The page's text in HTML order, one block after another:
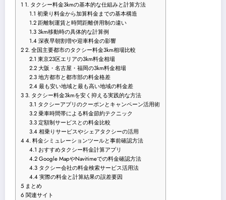
1 1. タクシー料金3kmの基本的な仕組みと計算方法
1.1 初乗り料金から加算料金までの基本構造
1.2距離制運賃と時間距離併用制の違い
1.33km移動時の具体的な計算例
1.4深夜早朝割増や迎車料金の影響
22. 全国主要都市のタクシー料金3km相場比較
2.1 東京23区エリアの3km料金相場
2.2大阪・名古屋・福岡の3km料金相場
2.3地方都市と都市部の料金格差
2.4最も安い地域と最も高い地域の料金差
33. タクシー料金3kmを安く抑える実践的な方法
3.1 タクシーアプリのクーポンとキャンペーン活用術
3.2乗車時間帯による料金節約テクニック
3.3定額制サービスとの料金比較
3.4相乗りサービスやシェアタクシーの活用
44. 料金シミュレーションツールと事前確認方法
4.1 おすすめタクシー料金計算アプリ
4.2Google MapやNavitimeでの料金確認方法
4.3 タクシー会社の料金検索サービス活用法
4.4実際の料金と計算結果の誤差要因
5 まとめ
6 関連サイト